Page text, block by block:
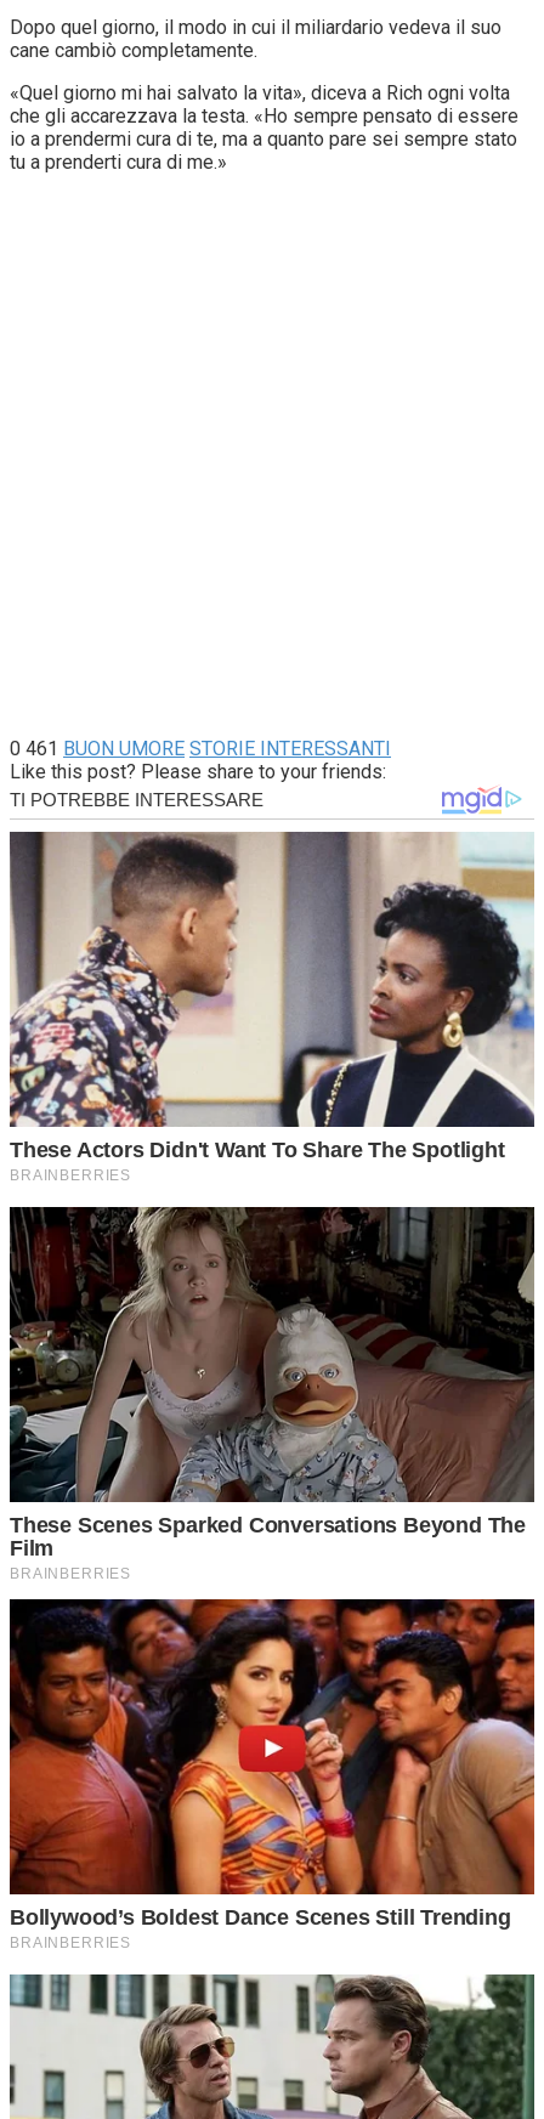
Dopo quel giorno, il modo in cui il miliardario vedeva il suo
cane cambiò completamente.
«Quel giorno mi hai salvato la vita», diceva a Rich ogni volta
che gli accarezzava la testa. «Ho sempre pensato di essere
io a prendermi cura di te, ma a quanto pare sei sempre stato
tu a prenderti cura di me.»
0 461 BUON UMORE STORIE INTERESSANTI
Like this post? Please share to your friends: